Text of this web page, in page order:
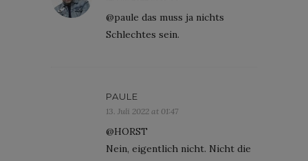
@paule das muss ja nichts
Schlechtes sein.
PAULE
13. Juli 2022 at 01:47
@HORST
Nein, eigentlich nicht. Nicht die